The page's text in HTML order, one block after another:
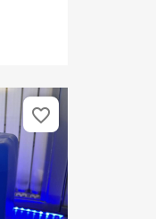
favorite_border